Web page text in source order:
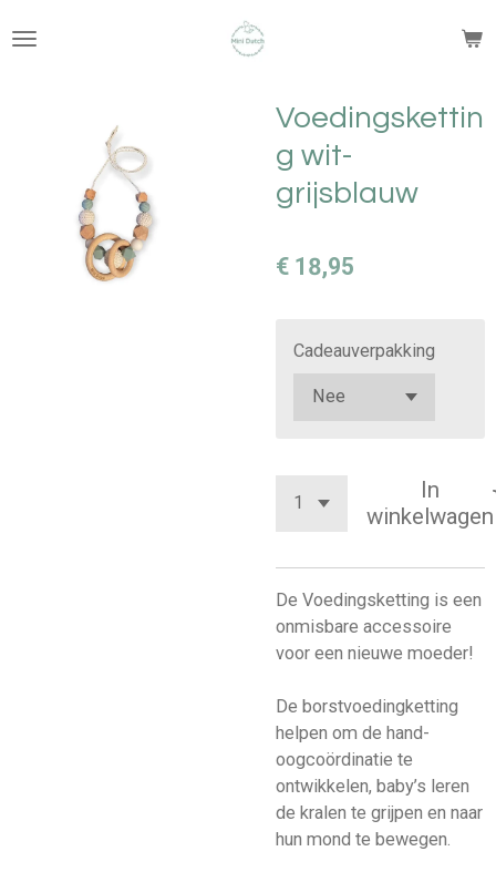
direct
hoofdinhoud
Voedingskettin
g wit-
grijsblauw
€ 18,95
Cadeauverpakking
In
winkelwagen
De Voedingsketting is een
onmisbare accessoire
voor een nieuwe moeder!
De borstvoedingketting
helpen om de hand-
oogcoördinatie te
ontwikkelen, baby’s leren
de kralen te grijpen en naar
hun mond te bewegen.